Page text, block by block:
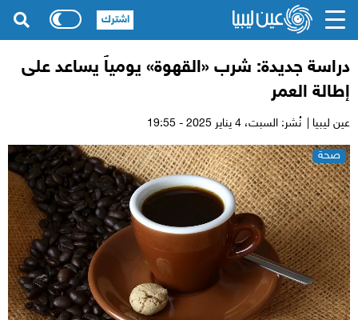
دراسة جديدة: شرب «القهوة» يومياً يساعد على
إطالة العمر
عين ليبيا | نُشر: السبت،
صحة
اشترك